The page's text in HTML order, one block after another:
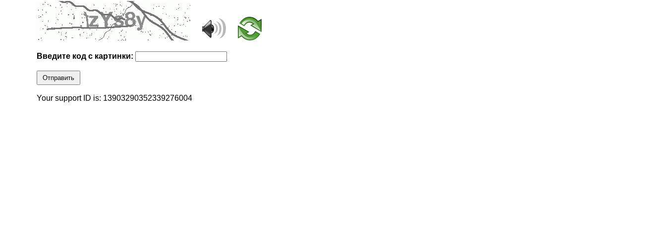
Введите код с картинки:
Отправить
Your support ID is: 13903290352339276004